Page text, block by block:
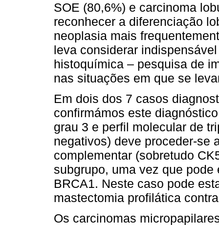
SOE (80,6%) e carcinoma
reconhecer a diferenciação
neoplasia mais
leva considerar
histoquímica – pesquisa de
nas situações em que se
Em dois dos 7 casos
confirmámos este
grau 3 e perfil molecular de
negativos) deve proceder-se
complementar (sobretudo
subgrupo, uma vez que
BRCA1. Neste caso pode
mastectomia profilática
Os carcinomas